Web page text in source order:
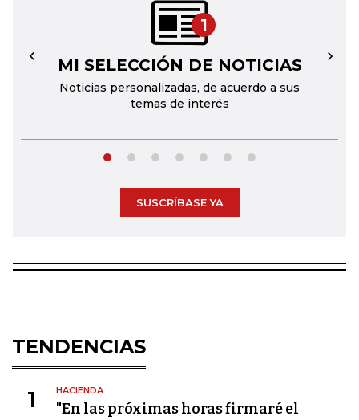
1
MI SELECCIÓN DE NOTICIAS
Noticias personalizadas, de acuerdo a sus
temas de interés
← →
SUSCRÍBASE YA
TENDENCIAS
1 HACIENDA
"En las próximas horas firmaré el